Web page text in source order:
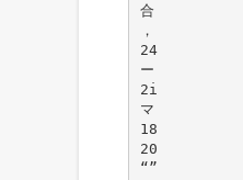
合
，
24
ー
2i
マ
18
20
“”